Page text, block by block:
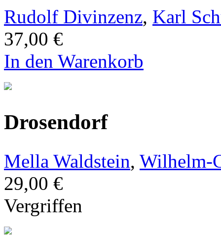
Rudolf Divinzenz, Karl
37,00 €
In den Warenkorb
Drosendorf
Mella Waldstein, Wilhelm-
29,00 €
Vergriffen